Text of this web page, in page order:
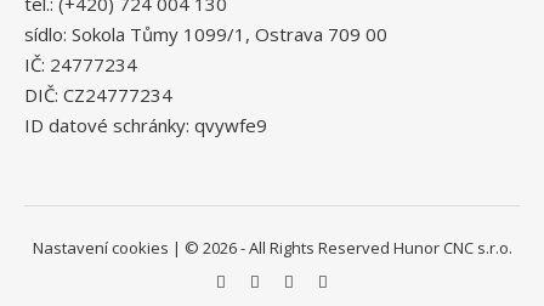
sídlo: Sokola Tůmy 1099/1, Ostrava 709 00
IČ: 24777234
DIČ: CZ24777234
ID datové schránky: qvywfe9
Nastavení cookies | © 2026 - All Rights Reserved Hunor CNC s.r.o.